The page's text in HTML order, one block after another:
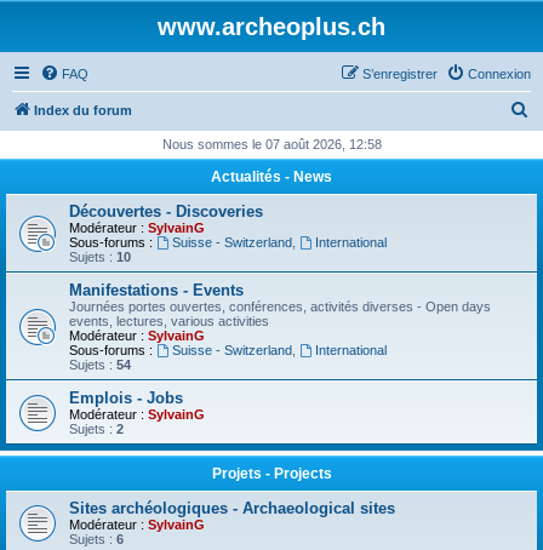
www.archeoplus.ch
FAQ Connexion
S’enregistrer
Index du forum
h
Nous sommes le 07 août 2026, 12:58
Actualités - News
Découvertes - Discoveries
Modérateur : SylvainG
Sous-forums :
Suisse - Switzerland,
International
Sujets : 10
Manifestations - Events
Journées portes ouvertes, conférences, activités diverses - Open days
events, lectures, various activities
Modérateur : SylvainG
Sous-forums :
Suisse - Switzerland,
International
Sujets : 54
Emplois - Jobs
Modérateur : SylvainG
Sujets : 2
Projets - Projects
Sites archéologiques - Archaeological sites
Modérateur : SylvainG
Sujets : 6